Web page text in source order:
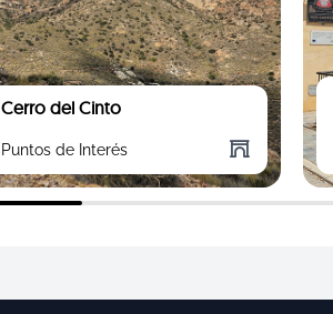
Cerro del Cinto
Puntos de Interés